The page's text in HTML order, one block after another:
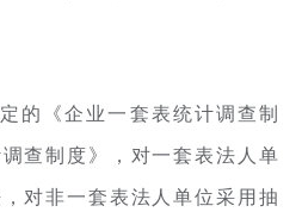
的《企业一套表统计调查制
查制度》，对一套表法人单
对非一套表法人单位采用抽